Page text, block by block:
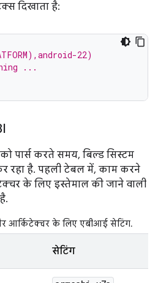
दिखाता है:
22)
...
पार्स करते समय, बिल्ड सिस्टम
रहा है. पहली टेबल में, काम करने
के लिए इस्तेमाल की जाने वाली
आर्किटेक्चर के लिए एबीआई सेटिंग.
सेटिंग